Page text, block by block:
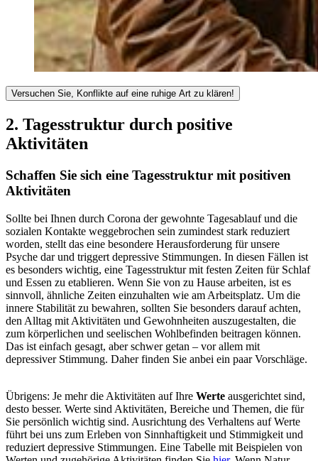
Versuchen Sie, Konflikte auf eine ruhige Art zu klären!
Da Beziehungen - wie beschrieben - so ausgesprochen wichtig sind,
können Konflikte mit nahen Menschen besonders belastend sein.
Insbesondere das Zusammenleben in engen räumlichen
sogenannten ‚Lagerkollerkonflikten‘ führen. Das Einräumen von
Rückzugsmöglichkeiten für jede Person und das regelmäßige
Abhalten eines Paar-, WG- oder Familienrats mag helfen,
spüren, dann versuchen sie das Problem auf eine ruhige Art
anzusprechen, Ihre Gefühle zu benennen und Wünsche zu äußern.
Vermeiden Sie dabei Vorwürfe, die sogenannten ‚Du-Botschaften‘.
Wenn Sie merken, dass Sie Ihren Ärger nicht kontrollieren können,
verlassen Sie die Situation. Auf dieser Seite finden Sie unter 4.
Übungen, die dabei helfen mit Emotionen gelassener und achtsamer
umzugehen. Weitere Ideen und Anregungen zum Umgang mit
Konflikten finden Sie in diesemVideo, in dem ein typischer
Lagerkollerkonflikt in häuslicher Isolation dargestellt wird. In
diesem Video können Sie sehen, wie dieser positiv für beide
Konfliktpartner geklärt werden kann.
2. Tagesstruktur durch positive
Aktivitäten
Schaffen Sie sich eine Tagesstruktur mit positiven
Aktivitäten
Sollte bei Ihnen durch Corona der gewohnte Tagesablauf und die
sozialen Kontakte weggebrochen sein zumindest stark reduziert
worden, stellt das eine besondere Herausforderung für unsere
Psyche dar und triggert depressive Stimmungen. In diesen Fällen ist
es besonders wichtig, eine Tagesstruktur mit festen Zeiten für Schlaf
und Essen zu etablieren. Wenn Sie von zu Hause arbeiten, ist es
sinnvoll, ähnliche Zeiten einzuhalten wie am Arbeitsplatz. Um die
innere Stabilität zu bewahren, sollten Sie besonders darauf achten,
den Alltag mit Aktivitäten und Gewohnheiten auszugestalten, die
zum körperlichen und seelischen Wohlbefinden beitragen können.
Das ist einfach gesagt, aber schwer getan – vor allem mit
depressiver Stimmung. Daher finden Sie anbei ein paar Vorschläge.
Übrigens: Je mehr die Aktivitäten auf Ihre Werte ausgerichtet sind,
desto besser. Werte sind Aktivitäten, Bereiche und Themen, die für
Sie persönlich wichtig sind. Ausrichtung des Verhaltens auf Werte
führt bei uns zum Erleben von Sinnhaftigkeit und Stimmigkeit und
reduziert depressive Stimmungen. Eine Tabelle mit Beispielen von